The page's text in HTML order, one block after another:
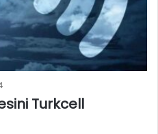
Turkcell